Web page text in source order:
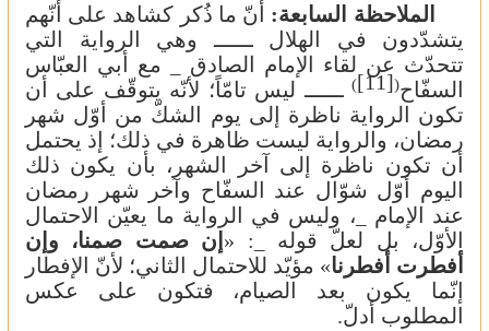
الملاحظة السابعة: أنّ ما ذُكر كشاهد على أنّهم
يتشدّدون في الهلال ــــــ وهي الرواية التي
تتحدّث عن لقاء الإمام الصادق
مع أبي العبّاس
السفّاح(
[11]
) ــــــ ليس تامّاً؛ لأنّه يتوقّف على أن
تكون الرواية ناظرة إلى يوم الشكّ من أوّل شهر
رمضان، والرواية ليست ظاهرة في ذلك؛ إذ يحتمل
أن تكون ناظرة إلى آخر الشهر، بأن يكون ذلك
اليوم أوّل شوّال عند السفّاح وآخر شهر رمضان
عند الإمام
، وليس في الرواية ما يعيّن الاحتمال
الأوّل، بل لعلّ قوله
: « إن صمت صمنا، وإن
أفطرت أفطرنا» مؤيّد للاحتمال الثاني؛ لأنّ الإفطار
إنّما يكون بعد الصيام، فتكون على عكس
المطلوب أدلّ.